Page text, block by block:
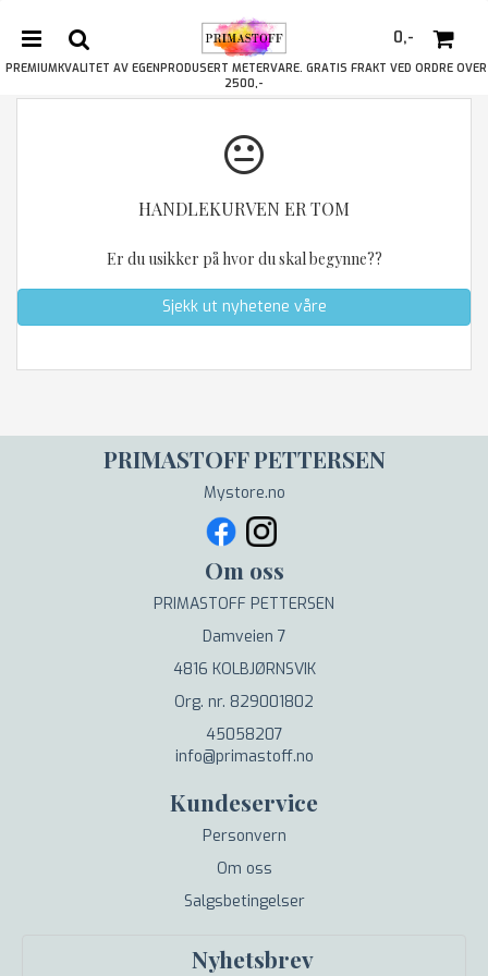
0,-
PREMIUMKVALITET AV EGENPRODUSERT METERVARE. GRATIS FRAKT VED ORDRE OVER
2500,-
HANDLEKURVEN ER TOM
Er du usikker på hvor du skal begynne??
Sjekk ut nyhetene våre
PRIMASTOFF PETTERSEN
Mystore.no
Om oss
PRIMASTOFF PETTERSEN
Damveien 7
4816 KOLBJØRNSVIK
Org. nr. 829001802
45058207
info@primastoff.no
Kundeservice
Personvern
Om oss
Salgsbetingelser
Nyhetsbrev